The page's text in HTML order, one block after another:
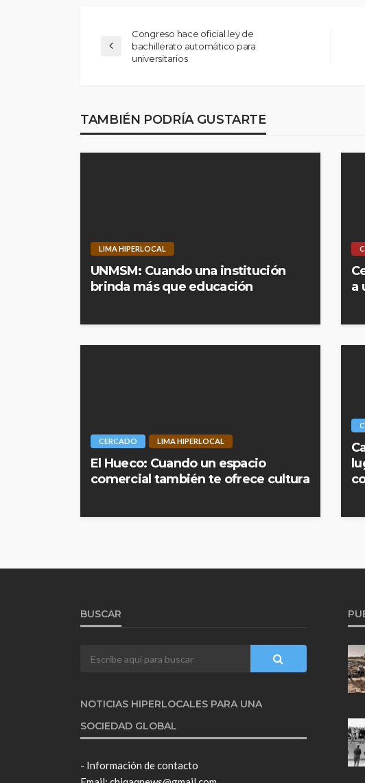
Congreso hace oficial ley de
bachillerato automático para
universitarios
TAMBIÉN PODRÍA GUSTARTE
LIMA HIPERLOCAL
UNMSM: Cuando una institución
brinda más que educación
a
CERCADO LIMA HIPERLOCAL
El Hueco: Cuando un espacio
comercial también te ofrece cultura
BUSCAR
NOTICIAS HIPERLOCALES PARA UNA
SOCIEDAD GLOBAL
- Información de contacto